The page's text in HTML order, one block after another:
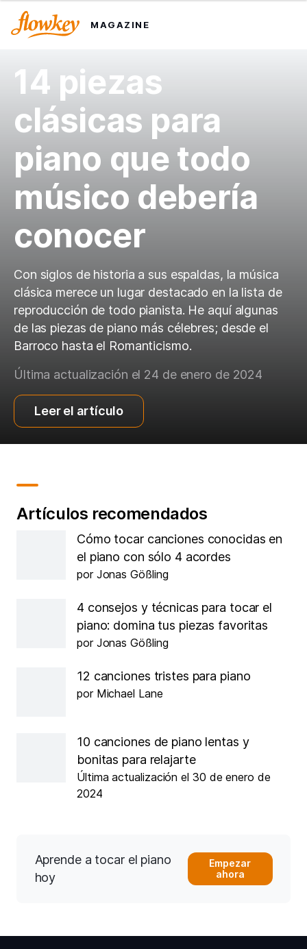
MAGAZINE
14 piezas
clásicas para
piano que todo
músico debería
conocer
Con siglos de historia a sus espaldas, la música
clásica merece un lugar destacado en la lista de
reproducción de todo pianista. He aquí algunas
de las piezas de piano más célebres; desde el
Barroco hasta el Romanticismo.
Última actualización el 24 de enero de 2024
Leer el artículo
Artículos recomendados
Cómo tocar canciones conocidas en
el piano con sólo 4 acordes
por Jonas Gößling
4 consejos y técnicas para tocar el
piano: domina tus piezas favoritas
por Jonas Gößling
12 canciones tristes para piano
por Michael Lane
10 canciones de piano lentas y
bonitas para relajarte
Última actualización el 30 de enero de
2024
Aprende a tocar el piano
hoy
Empezar
ahora